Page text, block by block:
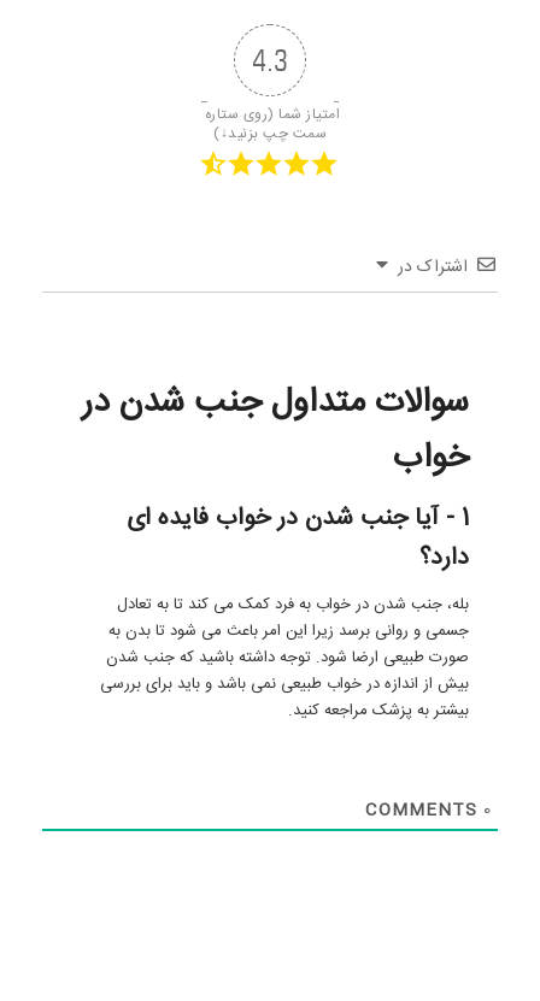
4.3
امتیاز شما (روی ستاره
سمت چپ بزنید↓)
اشتراک در
سوالات متداول جنب شدن در
خواب
1 - آیا جنب شدن در خواب فایده ای
دارد؟
بله، جنب شدن در خواب به فرد کمک می کند تا به تعادل
جسمی و روانی برسد زیرا این امر باعث می شود تا بدن به
صورت طبیعی ارضا شود. توجه داشته باشید که جنب شدن
بیش از اندازه در خواب طبیعی نمی باشد و باید برای بررسی
بیشتر به پزشک مراجعه کنید.
0